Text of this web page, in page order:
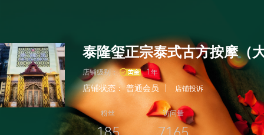
店铺级别： 1年
店铺状态：普通会员 店铺投诉
粉丝 访问量